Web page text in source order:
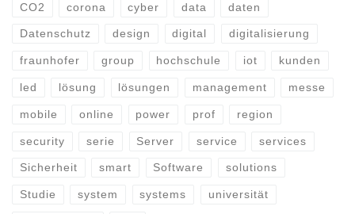
CO2 corona cyber data daten
Datenschutz design digital digitalisierung
fraunhofer group hochschule iot kunden
led lösung lösungen management messe
mobile online power prof region
security serie Server service services
Sicherheit smart Software solutions
Studie system systems universität